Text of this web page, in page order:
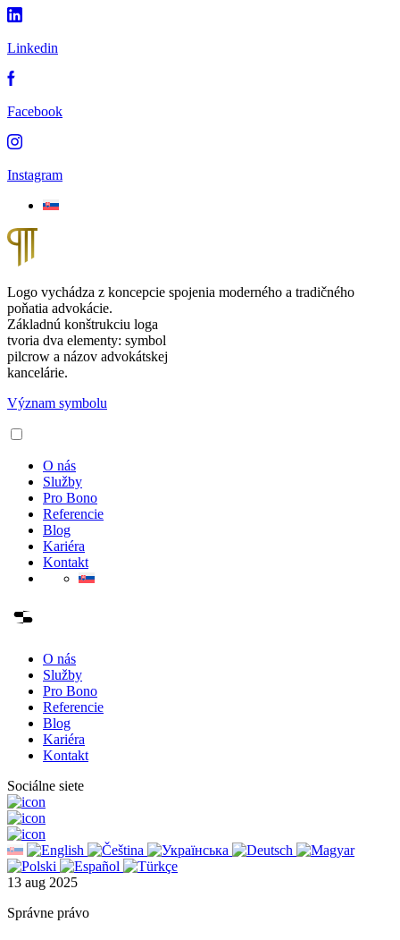
Linkedin
Facebook
Instagram
Logo vychádza z koncepcie spojenia moderného a tradičného
poňatia advokácie.
Základnú konštrukciu loga
tvoria dva elementy: symbol
pilcrow a názov advokátskej
kancelárie.
Význam symbolu
O nás
Služby
Pro Bono
Referencie
Blog
Kariéra
Kontakt
O nás
Služby
Pro Bono
Referencie
Blog
Kariéra
Kontakt
Sociálne siete
13 aug 2025
Správne právo